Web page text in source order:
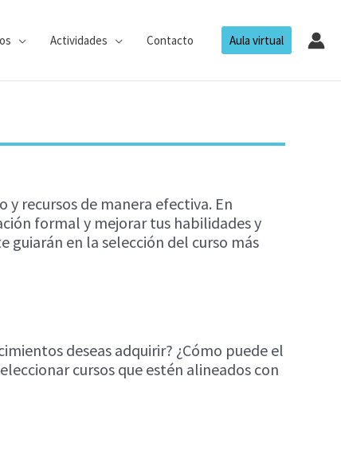
Actividades Contacto Aula virtual
recursos de manera efectiva. En
formal y mejorar tus habilidades y
guiarán en la selección del curso más
deseas adquirir? ¿Cómo puede el
cursos que estén alineados con